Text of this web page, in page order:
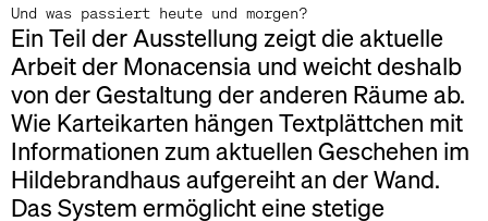
Und was passiert heute und morgen?
Ein Teil der Ausstellung zeigt die aktuelle
Arbeit der Monacensia und weicht deshalb
von der Gestaltung der anderen Räume ab.
Wie Karteikarten hängen Textplättchen mit
Informationen zum aktuellen Geschehen im
Hildebrandhaus aufgereiht an der Wand.
Das System ermöglicht eine stetige